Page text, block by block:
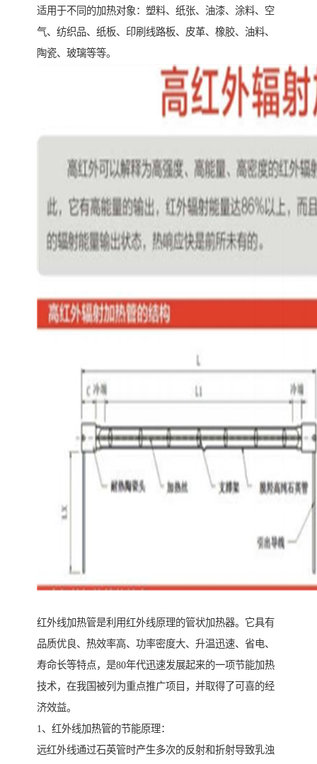
适用于不同的加热对象：塑料、纸张、油漆、涂料、空
气、纺织品、纸板、印刷线路板、皮革、橡胶、油料、
陶瓷、玻璃等等。
红外线加热管是利用红外线原理的管状加热器。它具有
品质优良、热效率高、功率密度大、升温迅速、省电、
寿命长等特点，是80年代迅速发展起来的一项节能加热
技术，在我国被列为重点推广项目，并取得了可喜的经
济效益。
1、红外线加热管的节能原理：
远红外线通过石英管时产生多次的反射和折射导致乳浊